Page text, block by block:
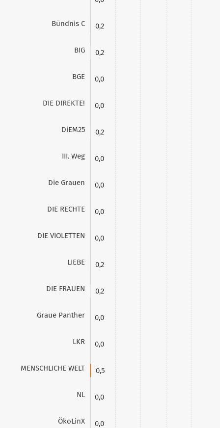
Bündnis C
BIG
BGE
DIE DIREKTE!
DiEM25
III. Weg
Die Grauen
DIE RECHTE
DIE VIOLETTEN
LIEBE
DIE FRAUEN
Graue Panther
LKR
MENSCHLICHE WELT
NL
ÖkoLinX
0,2
0,2
0,0
0,0
0,2
0,0
0,0
0,0
0,0
0,2
0,2
0,0
0,0
0,5
0,0
0,0